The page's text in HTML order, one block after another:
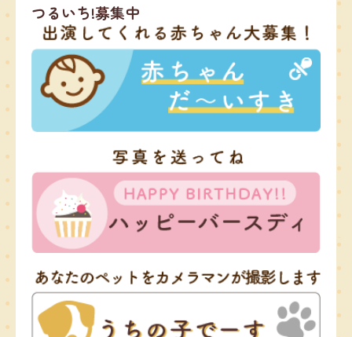
つるいち!募集中